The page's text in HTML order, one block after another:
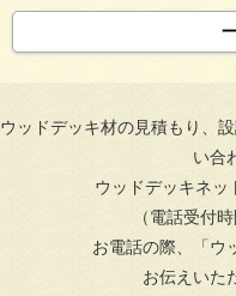
ウッドデッキ材の見積もり、
い合
ウッドデッキネッ
（電話受付
お電話の際、「ウ
お伝えいた